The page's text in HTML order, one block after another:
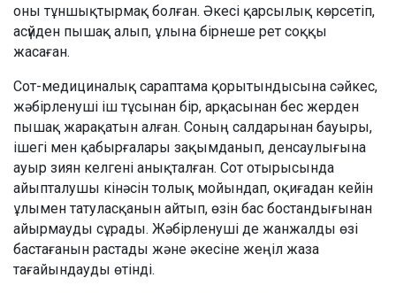
оны тұншықтырмақ болған. Әкесі қарсылық көрсетіп,
асүйден пышақ алып, ұлына бірнеше рет соққы
жасаған.
Сот-медициналық сараптама қорытындысына сәйкес,
жәбірленуші іш тұсынан бір, арқасынан бес жерден
пышақ жарақатын алған. Соның салдарынан бауыры,
ішегі мен қабырғалары зақымданып, денсаулығына
ауыр зиян келгені анықталған. Сот отырысында
айыпталушы кінәсін толық мойындап, оқиғадан кейін
ұлымен татуласқанын айтып, өзін бас бостандығынан
айырмауды сұрады. Жәбірленуші де жанжалды өзі
бастағанын растады және әкесіне жеңіл жаза
тағайындауды өтінді.